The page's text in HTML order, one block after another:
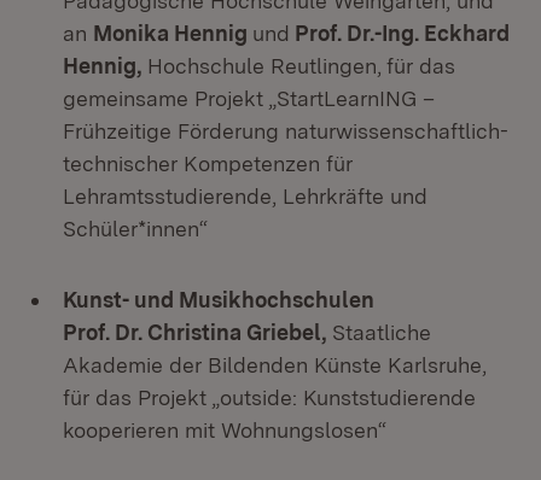
an Monika Hennig und Prof. Dr.-Ing. Eckhard
Hennig, Hochschule Reutlingen, für das
gemeinsame Projekt „StartLearnING –
Frühzeitige Förderung naturwissenschaftlich-
technischer Kompetenzen für
Lehramtsstudierende, Lehrkräfte und
Schüler*innen“
Kunst- und Musikhochschulen
Prof. Dr. Christina Griebel, Staatliche
Akademie der Bildenden Künste Karlsruhe,
für das Projekt „outside: Kunststudierende
kooperieren mit Wohnungslosen“